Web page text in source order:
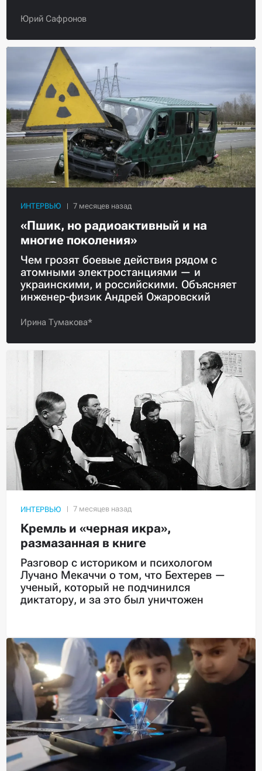
Юрий Сафронов
ИНТЕРВЬЮ
«Пшик, но радиоактивный и на
многие поколения»
Чем грозят боевые действия рядом с
атомными электростанциями — и
украинскими, и российскими. Объясняет
инженер-физик Андрей Ожаровский
Ирина Тумакова*
ИНТЕРВЬЮ
Кремль и «черная икра»,
размазанная в книге
Разговор с историком и психологом
Лучано Мекаччи о том, что Бехтерев —
ученый, который не подчинился
диктатору, и за это был уничтожен